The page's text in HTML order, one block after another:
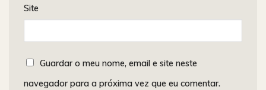
Site
Guardar o meu nome, email e site neste
navegador para a próxima vez que eu comentar.